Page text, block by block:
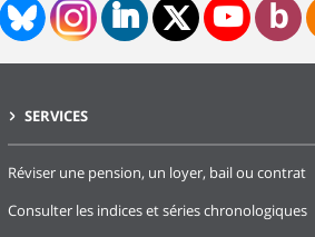
SERVICES
Réviser une pension, un loyer, bail ou contrat
Consulter les indices et séries chronologiques